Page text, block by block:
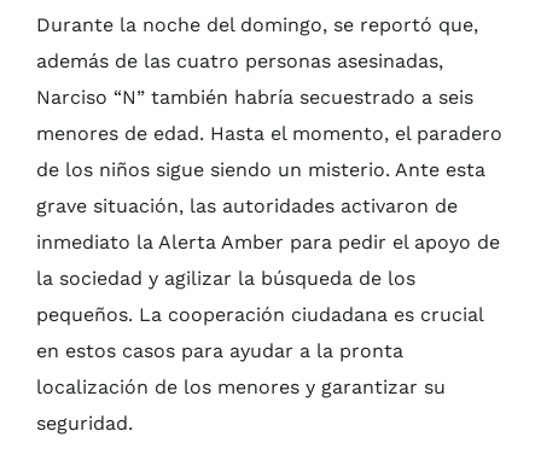
Durante la noche del domingo, se reportó que,
además de las cuatro personas asesinadas,
Narciso “N” también habría secuestrado a seis
menores de edad. Hasta el momento, el paradero
de los niños sigue siendo un misterio. Ante esta
grave situación, las autoridades activaron de
inmediato la Alerta Amber para pedir el apoyo de
la sociedad y agilizar la búsqueda de los
pequeños. La cooperación ciudadana es crucial
en estos casos para ayudar a la pronta
localización de los menores y garantizar su
seguridad.